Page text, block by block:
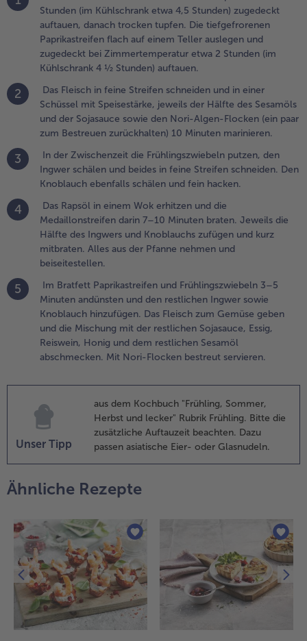
Rapsöl in
Wok
und die
7–10
braten.
die
und
und kurz
Alles
der Pfanne
und
Bratfett
Minuten
und
sowie
Das
zum
geben
Essig,
Honig
Nori-Flocken
Stunden (im Kühlschrank etwa 4,5 Stunden) zugedeckt
auftauen, danach trocken tupfen. Die tiefgefrorenen
Paprikastreifen flach auf einem Teller auslegen und
zugedeckt bei Zimmertemperatur etwa 2 Stunden (im
Kühlschrank 4 ½ Stunden) auftauen.
2
Das Fleisch in feine Streifen schneiden und in einer
Schüssel mit Speisestärke, jeweils der Hälfte des Sesamöls
und der Sojasauce sowie den Nori-Algen-Flocken (ein paar
zum Bestreuen zurückhalten) 10 Minuten marinieren.
3
In der Zwischenzeit die Frühlingszwiebeln putzen, den
Ingwer schälen und beides in feine Streifen schneiden. Den
Knoblauch ebenfalls schälen und fein hacken.
4
Das Rapsöl in einem Wok erhitzen und die
Medaillonstreifen darin 7–10 Minuten braten. Jeweils die
Hälfte des Ingwers und Knoblauchs zufügen und kurz
mitbraten. Alles aus der Pfanne nehmen und
beiseitestellen.
5
Im Bratfett Paprikastreifen und Frühlingszwiebeln 3–5
Minuten andünsten und den restlichen Ingwer sowie
Knoblauch hinzufügen. Das Fleisch zum Gemüse geben
und die Mischung mit der restlichen Sojasauce, Essig,
Reiswein, Honig und dem restlichen Sesamöl
abschmecken. Mit Nori-Flocken bestreut servieren.
Unser Tipp
aus dem Kochbuch "Frühling, Sommer,
Herbst und lecker" Rubrik Frühling. Bitte die
zusätzliche Auftauzeit beachten. Dazu
passen asiatische Eier- oder Glasnudeln.
Ähnliche Rezepte